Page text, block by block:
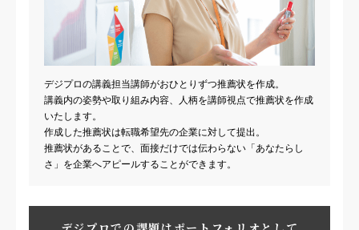
デジプロの講義担当講師がおひとりずつ推薦状を作成。
講義内の姿勢や取り組み内容、人柄を講師視点で推薦状を作成
いたします。
作成した推薦状は転職希望先の企業に対して提出。
推薦状があることで、面接だけでは伝わらない「あなたらし
さ」を企業へアピールすることができます。